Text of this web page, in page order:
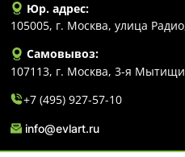
Юр. адрес:
105005, г. Москва, улица
Самовывоз:
107113, г. Москва, 3-я
+7 (495) 927-57-10
info@evlart.ru